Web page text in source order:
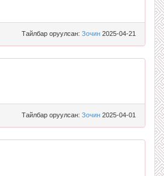
Тайлбар оруулсан: Зочин 2025-04-21
Тайлбар оруулсан: Зочин 2025-04-01